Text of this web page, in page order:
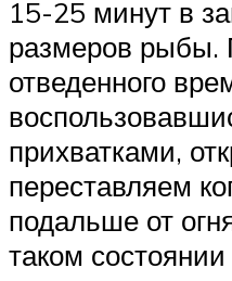
15-25 минут в
размеров рыбы.
отведенного
прихватками,
переставляем
подальше от
таком